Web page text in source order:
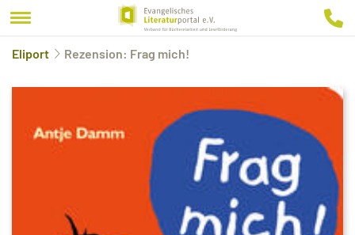
Eliport Rezension: Frag mich!